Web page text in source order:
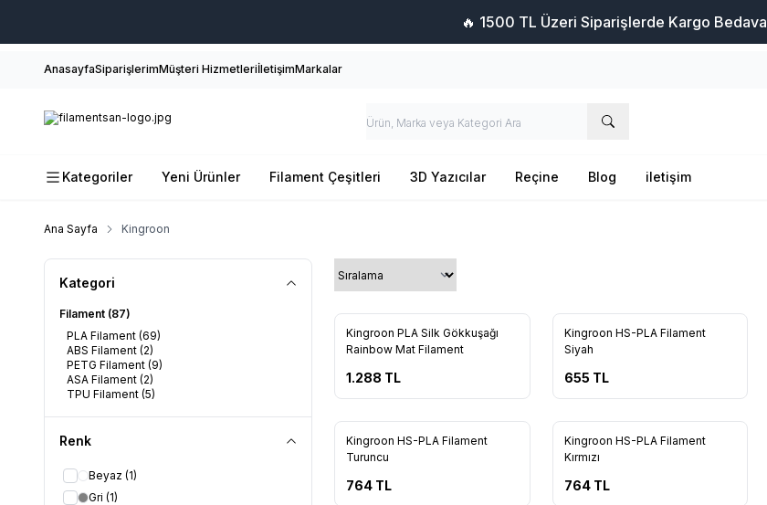
🔥 1500 TL Üzeri Siparişlerde Kargo Bedava
AnasayfaSiparişlerimMüşteri HizmetleriİletişimMarkalar
Kategoriler Yeni Ürünler Filament Çeşitleri 3D Yazıcılar Reçine Blog iletişim
Ana Sayfa Kingroon
Kategori
Filament (87)
PLA Filament (69)
ABS Filament (2)
PETG Filament (9)
ASA Filament (2)
TPU Filament (5)
Renk
Beyaz (1)
Gri (1)
Yeni
Kingroon PLA Silk Gökkuşağı
Rainbow Mat Filament
1.288 TL
Yeni
Kingroon HS-PLA Filament
Siyah
655 TL
Yeni
Kingroon HS-PLA Filament
Turuncu
764 TL
Yeni
Kingroon HS-PLA Filament
Kırmızı
764TL